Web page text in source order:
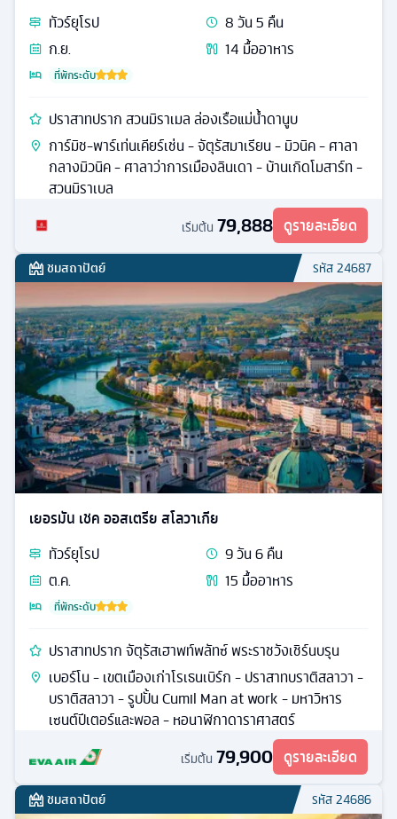
ทัวร์ยุโรป 8วัน5 คืน
ก.ย.
14 มื้ออาหาร
ที่พักระดับ
ปราสาทปราก สวนมิราเมล ล่องเรือแม่น้ำดานูบ
การ์มิช-พาร์เท่นเคียร์เช่น - จัตุรัสมาเรียน - มิวนิค - ศาลา
กลางมิวนิค - ศาลาว่าการเมืองลินเดา - บ้านเกิดโมสาร์ท -
สวนมิราเบล
เริ่มต้น 79,888 ดูรายละเอียด
ชมสถาปัตย์ รหัส24687
เยอรมัน เชค ออสเตรีย สโลวาเกีย
ทัวร์ยุโรป 9วัน6คืน
ต.ค.
15 มื้ออาหาร
ที่พักระดับ
ปราสาทปราก จัตุรัสเฮาพท์พลัทซ์ พระราชวังเชิร์นบรุน
เบอร์โน - เขตเมืองเก่าโรเธนเบิร์ก - ปราสาทบราติสลาวา -
บราติสลาวา - รูปปั้น Cumil Man at work - มหาวิหาร
เซนต์ปีเตอร์และพอล - หอนาฬิกาดาราศาสตร์
เริ่มต้น 79,900 ดูรายละเอียด
ชมสถาปัตย์ รหัส24686